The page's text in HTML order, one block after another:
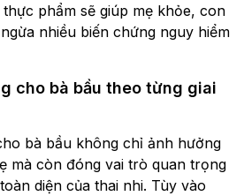
phẩm sẽ giúp mẹ khỏe, con
nhiều biến chứng nguy hiểm
cho bà bầu theo từng giai
bà bầu không chỉ ảnh hưởng
mà còn đóng vai trò quan trọng
diện của thai nhi. Tùy vào